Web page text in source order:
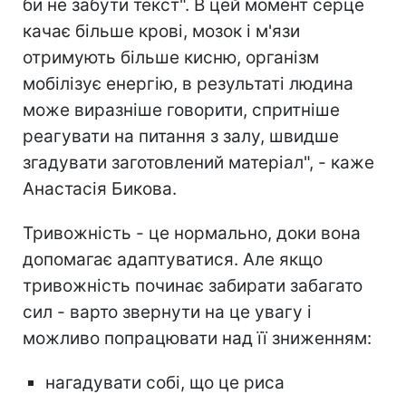
би не забути текст". В цей момент серце
качає більше крові, мозок і м'язи
отримують більше кисню, організм
мобілізує енергію, в результаті людина
може виразніше говорити, спритніше
реагувати на питання з залу, швидше
згадувати заготовлений матеріал", - каже
Анастасія Бикова.
Тривожність - це нормально, доки вона
допомагає адаптуватися. Але якщо
тривожність починає забирати забагато
сил - варто звернути на це увагу і
можливо попрацювати над її зниженням:
нагадувати собі, що це риса